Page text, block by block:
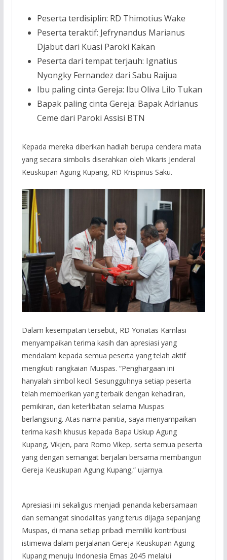
Peserta terdisiplin: RD Thimotius Wake
Peserta teraktif: Jefrynandus Marianus
Djabut dari Kuasi Paroki Kakan
Peserta dari tempat terjauh: Ignatius
Nyongky Fernandez dari Sabu Raijua
Ibu paling cinta Gereja: Ibu Oliva Lilo Tukan
Bapak paling cinta Gereja: Bapak Adrianus
Ceme dari Paroki Assisi BTN
Kepada mereka diberikan hadiah berupa cendera mata
yang secara simbolis diserahkan oleh Vikaris Jenderal
Keuskupan Agung Kupang, RD Krispinus Saku.
Dalam kesempatan tersebut, RD Yonatas Kamlasi
menyampaikan terima kasih dan apresiasi yang
mendalam kepada semua peserta yang telah aktif
mengikuti rangkaian Muspas. “Penghargaan ini
hanyalah simbol kecil. Sesungguhnya setiap peserta
telah memberikan yang terbaik dengan kehadiran,
pemikiran, dan keterlibatan selama Muspas
berlangsung. Atas nama panitia, saya menyampaikan
terima kasih khusus kepada Bapa Uskup Agung
Kupang, Vikjen, para Romo Vikep, serta semua peserta
yang dengan semangat berjalan bersama membangun
Gereja Keuskupan Agung Kupang,” ujarnya.
Apresiasi ini sekaligus menjadi penanda kebersamaan
dan semangat sinodalitas yang terus dijaga sepanjang
Muspas, di mana setiap pribadi memiliki kontribusi
istimewa dalam perjalanan Gereja Keuskupan Agung
Kupang menuju Indonesia Emas 2045 melalui